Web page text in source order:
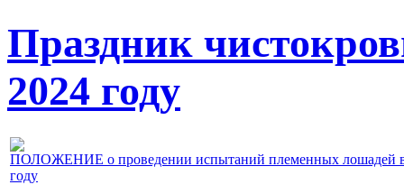
Праздник
2024 году
ПОЛОЖЕНИЕ о проведении испытаний племенных лошадей
году